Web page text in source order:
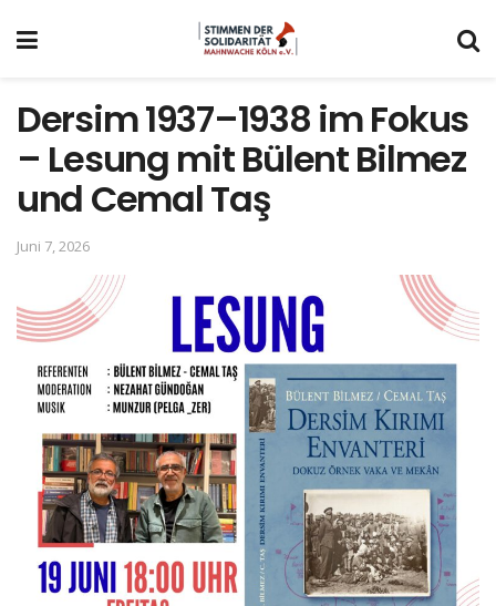
Dersim 1937–1938 im Fokus
– Lesung mit Bülent Bilmez
und Cemal Taş
Juni 7, 2026